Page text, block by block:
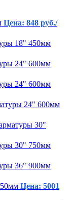
Цена: 848 руб./
18" 450мм
24" 600мм
24" 600мм
24" 600мм
30"
30" 750мм
36" 900мм
Цена: 5001